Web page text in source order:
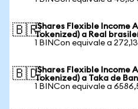
🇧🇷iShares Flexible Income
Tokenized) a Real
1 BINCon equivale a 272,13
🇧🇩iShares Flexible Income
Tokenized) a Taka de
1 BINCon equivale a